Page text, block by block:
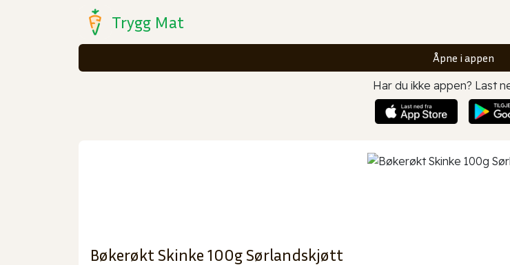
Trygg Mat
Åpne i appen
Har du ikke appen? Last
Bøkerøkt Skinke 100g Sørlandskjøtt